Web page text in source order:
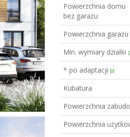
Powierzchnia domu
bez garażu
Powierzchnia garażu
Min. wymiary działki
* po adaptacji [i]
Kubatura
Powierzchnia
Powierzchnia